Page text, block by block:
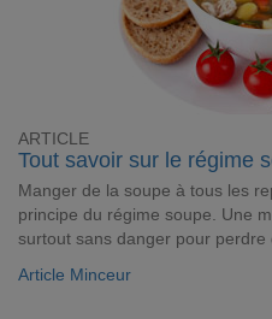
ARTICLE
Tout savoir sur le régime
Manger de la soupe à tous les
principe du régime soupe. Une
surtout sans danger pour perdre
Article Minceur